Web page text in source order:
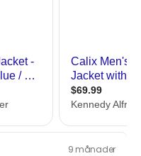
9 månader